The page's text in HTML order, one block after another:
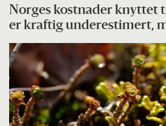
Norges kostnader knyttet
er kraftig underestimert,